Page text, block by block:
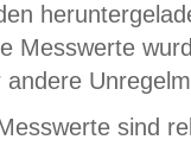
Messwerte
andere
sind